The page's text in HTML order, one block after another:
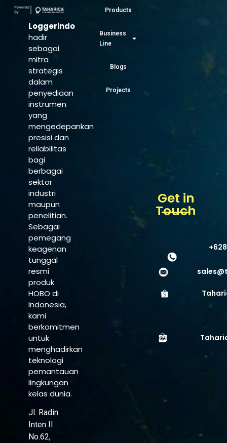
Loggerindo
hadir
sebagai
mitra
strategis
dalam
penyediaan
instrumen
yang
mengedepankan
presisi dan
reliabilitas
bagi
berbagai
sektor
industri
maupun
penelitian.
Sebagai
pemegang
keagenan
tunggal
resmi
produk
HOBO di
Indonesia,
kami
berkomitmen
untuk
menghadirkan
teknologi
pemantauan
lingkungan
kelas dunia.
Jl. Radin
Inten II
No.62,
Products
Business
Line
Blogs
Projects
Get in
Touch